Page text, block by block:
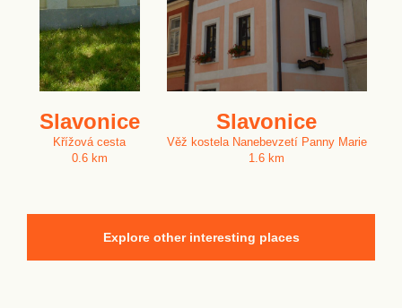
Slavonice
Křížová cesta
0.6 km
Slavonice
Věž kostela Nanebevzetí Panny Marie
1.6 km
Explore other interesting places